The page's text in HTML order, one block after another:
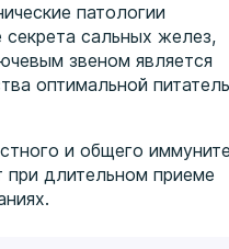
патологии
сальных желез,
звеном является
оптимальной
и общего
длительном приеме